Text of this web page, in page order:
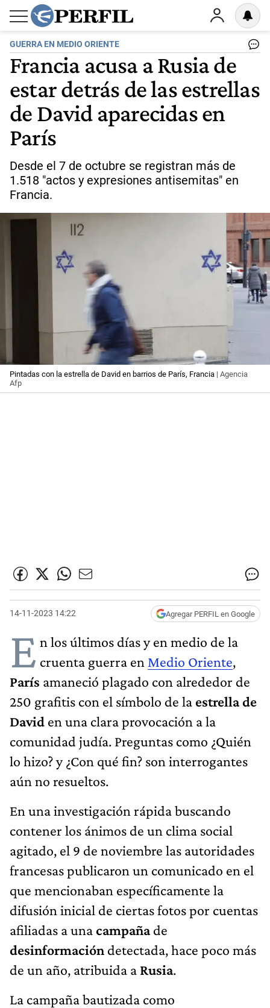
GUERRA EN MEDIO ORIENTE
Francia acusa a Rusia de
estar detrás de las estrellas
de David aparecidas en
París
Desde el 7 de octubre se registran más de
1.518 "actos y expresiones antisemitas" en
Francia.
Pintadas con la estrella de David en barrios de París, Francia | Agencia
Afp
14-11-2023 14:22 Agregar PERFIL en Google
E n los últimos días y en medio de la
cruenta guerra en Medio Oriente,
París amaneció plagado con alrededor de
250 grafitis con el símbolo de la estrella de
David en una clara provocación a la
comunidad judía. Preguntas como ¿Quién
lo hizo? y ¿Con qué fin? son interrogantes
aún no resueltos.
En una investigación rápida buscando
contener los ánimos de un clima social
agitado, el 9 de noviembre las autoridades
francesas publicaron un comunicado en el
que mencionaban específicamente la
difusión inicial de ciertas fotos por cuentas
afiliadas a unacampañade
desinformación detectada, hace poco más
de un año, atribuida a Rusia.
La campaña bautizada como